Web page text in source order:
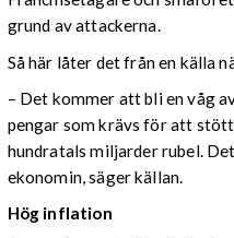
grund av attackerna.
Så här låter det från en källa
– Det kommer att bli en våg
pengar som krävs för att
hundratals miljarder rubel.
ekonomin, säger källan.
Hög inflation